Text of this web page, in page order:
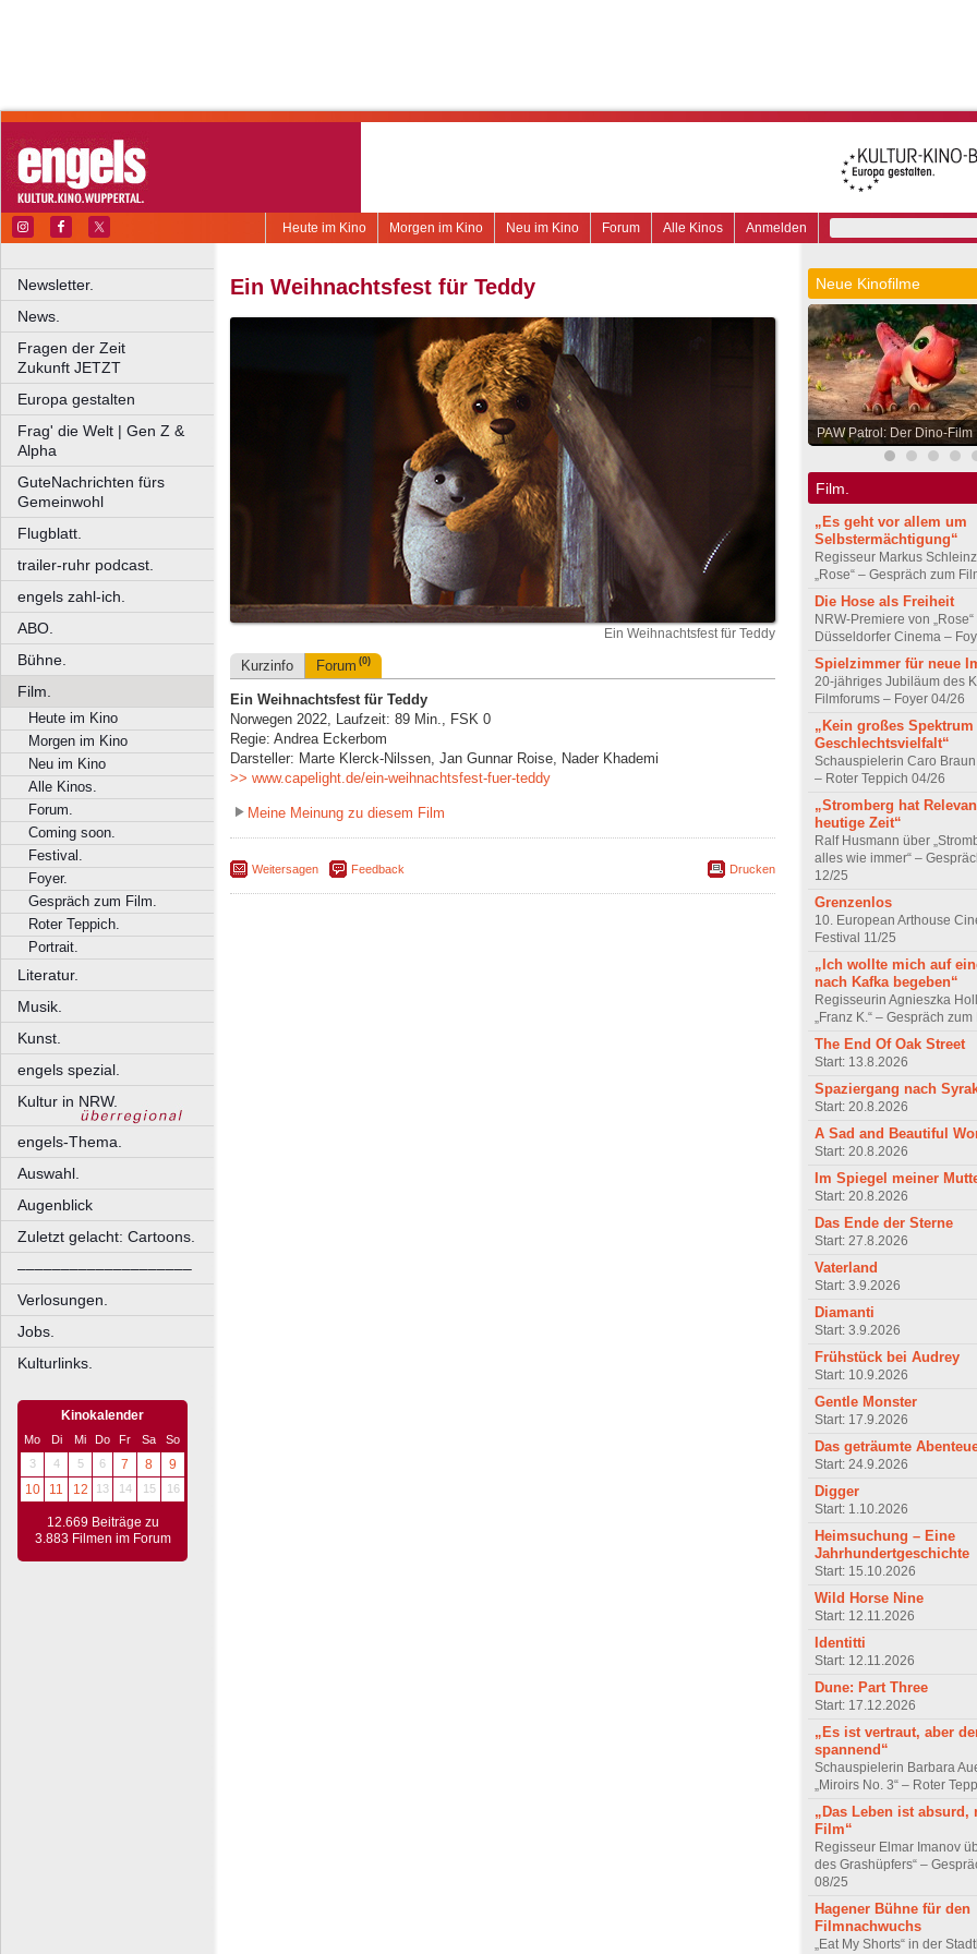
Anmelden
Alle Kinos
Forum
Neu im Kino
Morgen im Kino
Heute im Kino
Newsletter.
News.
Fragen der Zeit
Zukunft JETZT
Europa gestalten
Frag' die Welt | Gen Z &
Alpha
GuteNachrichten fürs
Gemeinwohl
Flugblatt.
trailer-ruhr podcast.
engels zahl-ich.
ABO.
Bühne.
Film.
Heute im Kino
Morgen im Kino
Neu im Kino
Alle Kinos.
Forum.
Coming soon.
Festival.
Foyer.
Gespräch zum Film.
Roter Teppich.
Portrait.
Literatur.
Musik.
Kunst.
engels spezial.
Kultur in NRW.
engels-Thema.
Auswahl.
Augenblick
Zuletzt gelacht: Cartoons.
––––––––––––––––––––
Verlosungen.
Jobs.
Kulturlinks.
Kinokalender
Mo Di Mi Do Fr Sa
So
3
4 5 6 7 8
9
10
11 12 13 14 15 16
12.669 Beiträge zu
3.883 Filmen im Forum
Ein Weihnachtsfest für Teddy
Ein Weihnachtsfest für Teddy
Kurzinfo Forum (0)
Ein Weihnachtsfest für Teddy
Norwegen 2022, Laufzeit: 89 Min., FSK 0
Regie: Andrea Eckerbom
Darsteller: Marte Klerck-Nilssen, Jan Gunnar Roise, Nader Khademi
>> www.capelight.de/ein-weihnachtsfest-fuer-teddy
Meine Meinung zu diesem Film
Weitersagen Feedback Drucken
Neue Kinofilme
PAW Patrol: Der Dino-Film
Film.
„Es geht vor allem um
Selbstermächtigung“
Regisseur Markus
„Rose“ – Gespräch zum
Die Hose als Freiheit
NRW-Premiere von „Rose“
Düsseldorfer Cinema –
Spielzimmer für neue
20-jähriges Jubiläum des
Filmforums – Foyer 04/26
„Kein großes Spektrum
Geschlechtsvielfalt“
Schauspielerin Caro Braun
– Roter Teppich 04/26
„Stromberg hat
heutige Zeit“
Ralf Husmann über
alles wie immer“ –
12/25
Grenzenlos
10. European Arthouse
Festival 11/25
„Ich wollte mich auf
nach Kafka begeben“
Regisseurin Agnieszka
„Franz K.“ – Gespräch
The End Of Oak Street
Start: 13.8.2026
Spaziergang nach
Start: 20.8.2026
A Sad and Beautiful
Start: 20.8.2026
Im Spiegel meiner
Start: 20.8.2026
Das Ende der Sterne
Start: 27.8.2026
Vaterland
Start: 3.9.2026
Diamanti
Start: 3.9.2026
Frühstück bei Audrey
Start: 10.9.2026
Gentle Monster
Start: 17.9.2026
Das geträumte
Start: 24.9.2026
Digger
Start: 1.10.2026
Heimsuchung – Eine
Jahrhundertgeschichte
Start: 15.10.2026
Wild Horse Nine
Start: 12.11.2026
Identitti
Start: 12.11.2026
Dune: Part Three
Start: 17.12.2026
„Es ist vertraut, aber
spannend“
Schauspielerin Barbara
„Miroirs No. 3“ – Roter
„Das Leben ist absurd,
Film“
Regisseur Elmar Imanov
des Grashüpfers“ –
08/25
Hagener Bühne für den
Filmnachwuchs
„Eat My Shorts“ in der